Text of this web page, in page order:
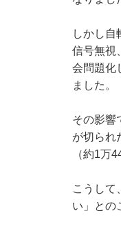
しかし自
信号無視
会問題化
ました。
その影響
が切られ
（約1万
こうして
い」との